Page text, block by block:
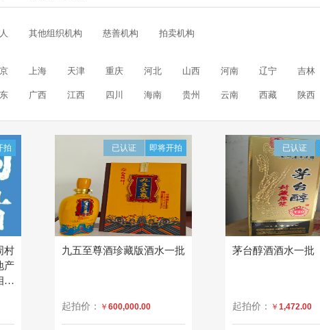
其他组织机构 慈善机构 拍卖机构
上海 天津 重庆 河北 山西 河南 辽宁 吉林
广西 江西 四川 海南 贵州 云南 西藏 陕西
拍
村
产
关
即将开拍
已认证
九五至尊酒珍藏版酒水一批
起拍价： ￥ 600,000.00
已认证
茅台醇酒酒水一批
起拍价： ￥ 1,472.00